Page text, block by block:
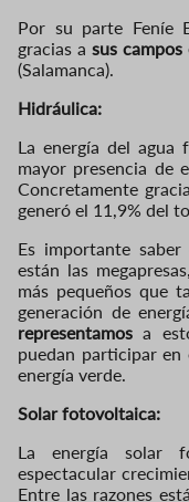
Por su parte Feníe
gracias a sus campos
(Salamanca).
Hidráulica:
La energía del agua
mayor presencia de
Concretamente
generó el 11,9% del
Es importante
están las
más pequeños que
generación de
representamos a
puedan participar
energía verde.
Solar fotovoltaica:
La energía solar
espectacular
Entre las razones